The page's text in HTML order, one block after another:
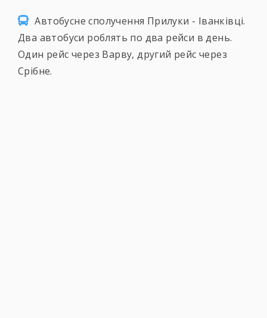
Автобусне сполучення Прилуки - Іванківці.
Два автобуси роблять по два рейси в день.
Один рейс через Варву, другий рейс через
Срібне.